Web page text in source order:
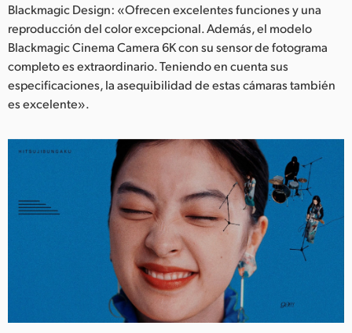
Blackmagic Design: «Ofrecen excelentes funciones y una
reproducción del color excepcional. Además, el modelo
Blackmagic Cinema Camera 6K con su sensor de fotograma
completo es extraordinario. Teniendo en cuenta sus
especificaciones, la asequibilidad de estas cámaras también
es excelente».